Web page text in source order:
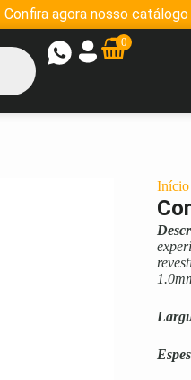
Confira agora nosso catálogo
0
Início